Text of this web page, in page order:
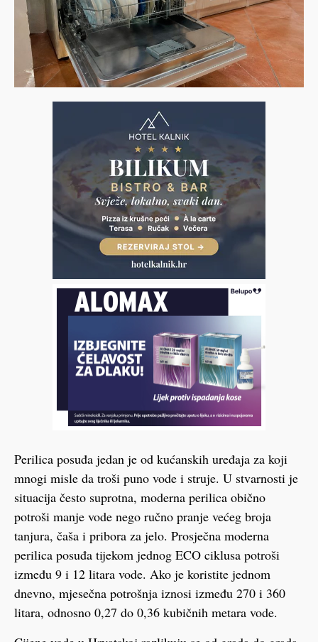
Perilica posuđa jedan je od kućanskih uređaja za koji
mnogi misle da troši puno vode i struje. U stvarnosti je
situacija često suprotna, moderna perilica obično
potroši manje vode nego ručno pranje većeg broja
tanjura, čaša i pribora za jelo. Prosječna moderna
perilica posuđa tijekom jednog ECO ciklusa potroši
između 9 i 12 litara vode. Ako je koristite jednom
dnevno, mjesečna potrošnja iznosi između 270 i 360
litara, odnosno 0,27 do 0,36 kubičnih metara vode.